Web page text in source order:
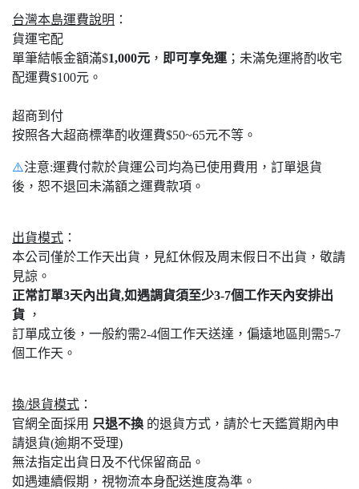
台灣本島運費說明 ：
貨運宅配
單筆結帳金額滿$1,000元 ， 即可享免運 ；未滿免運將酌收宅
配運費$100元。
超商到付
按照各大超商標準酌收運費$50~65元不等。
⚠️注意:運費付款於貨運公司均為已使用費用，訂單退貨
後，恕不退回未滿額之運費款項。
出貨模式 ：
本公司僅於工作天出貨，見紅休假及周末假日不出貨，敬請
見諒。
正常訂單3天內出貨,如遇調貨須至少3-7個工作天內安排出
貨 ，
訂單成立後，一般約需2-4個工作天送達，偏遠地區則需5-7
個工作天。
換/退貨模式 ：
官網全面採用 只退不換 的退貨方式，請於七天鑑賞期內申
請退貨(逾期不受理)
無法指定出貨日及不代保留商品。
如遇連續假期，視物流本身配送進度為準。